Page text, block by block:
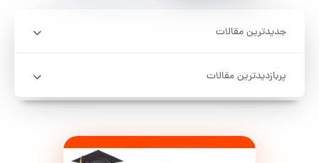
جدیدترین مقالات
پربازدیدترین مقالات